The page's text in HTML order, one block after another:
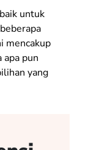
untuk
mencakup
pun
yang